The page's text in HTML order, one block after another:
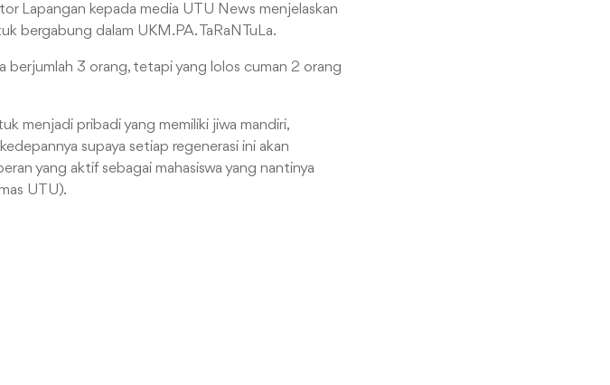
Lapangan kepada media UTU News menjelaskan
bergabung dalam UKM.PA. TaRaNTuLa.
berjumlah 3 orang, tetapi yang lolos cuman 2 orang
menjadi pribadi yang memiliki jiwa mandiri,
supaya setiap regenerasi ini akan
yang aktif sebagai mahasiswa yang nantinya
UTU).